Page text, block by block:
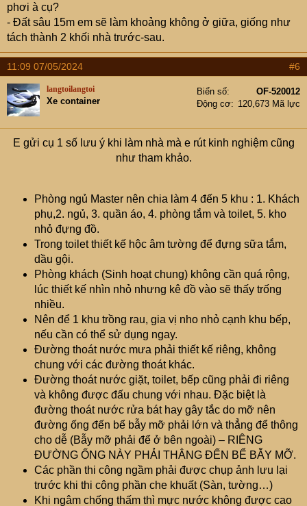
phơi à cụ?
- Đất sâu 15m em sẽ làm khoảng không ở giữa, giống như
tách thành 2 khối nhà trước-sau.
11:09 07/05/2024 #6
langtoilangtoi
Xe container
Biển số
OF-520012
Động cơ
120,673 Mã lực
E gửi cụ 1 số lưu ý khi làm nhà mà e rút kinh nghiệm cũng
như tham khảo.
Phòng ngủ Master nên chia làm 4 đến 5 khu : 1. Khách
phụ,2. ngủ, 3. quần áo, 4. phòng tắm và toilet, 5. kho
nhỏ đựng đồ.
Trong toilet thiết kế hộc âm tường để đựng sữa tắm,
dầu gội.
Phòng khách (Sinh hoạt chung) không cần quá rộng,
lúc thiết kế nhìn nhỏ nhưng kê đồ vào sẽ thấy trống
nhiều.
Nên để 1 khu trồng rau, gia vị nho nhỏ cạnh khu bếp,
nếu cần có thể sử dụng ngay.
Đường thoát nước mưa phải thiết kế riêng, không
chung với các đường thoát khác.
Đường thoát nước giặt, toilet, bếp cũng phải đi riêng
và không được đấu chung với nhau. Đặc biệt là
đường thoát nước rửa bát hay gây tắc do mỡ nên
đường ống đến bể bẫy mỡ phải lớn và thẳng để thông
cho dễ (Bẫy mỡ phải để ở bên ngoài) – RIÊNG
ĐƯỜNG ỐNG NÀY PHẢI THẲNG ĐẾN BỂ BẪY MỠ.
Các phần thi công ngầm phải được chụp ảnh lưu lại
trước khi thi công phần che khuất (Sàn, tường…)
Khi ngâm chống thấm thì mực nước không được cao